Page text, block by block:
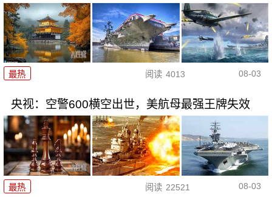
最热 阅读 4013 08-03
央视：空警600横空出世，美航母最强王牌失效
最热 阅读 22521 08-03